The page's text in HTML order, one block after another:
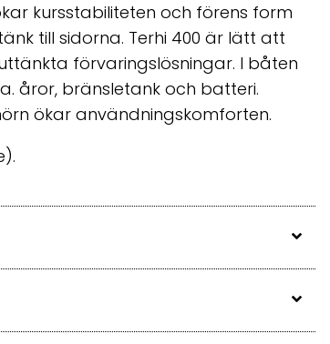
kursstabiliteten och förens form
till sidorna. Terhi 400 är lätt att
förvaringslösningar. I båten
åror, bränsletank och batteri.
ökar användningskomforten.